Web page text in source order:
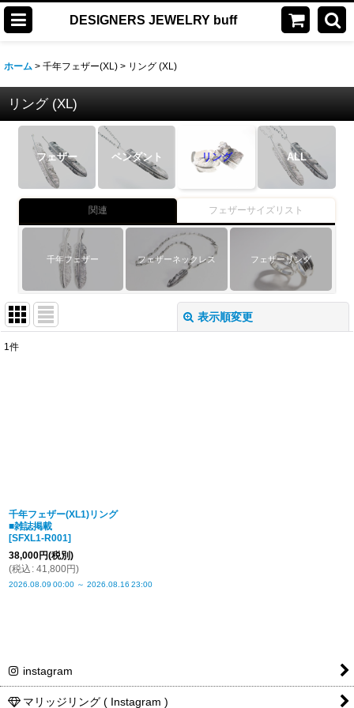
DESIGNERS JEWELRY buff
ホーム > 千年フェザー(XL) > リング (XL)
リング (XL)
フェザー ペンダント リング ALL
関連 フェザーサイズリスト
千年フェザー フェザーネックレス フェザーリング
表示順変更
1件
千年フェザー(XL1)リング
■雑誌掲載
[SFXL1-R001]
38,000円(税別)
(税込 : 41,800円)
2026.08.09 00:00 ～ 2026.08.16 23:00
instagram
マリッジリング ( Instagram )